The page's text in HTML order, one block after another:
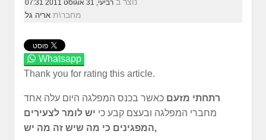
רביעי, 31 אוגוסט 2011 07:31
מחבר\ת אריה גל
Whatsapp
Thank you for rating this article.
רתחתי מזעם כאשר בכנס המפלגה היום עלה אחד
מחברי המפלגה ובעצם קבע כי יש לומר לצעירים
המפגינים כי מה שיש זה מה יש,